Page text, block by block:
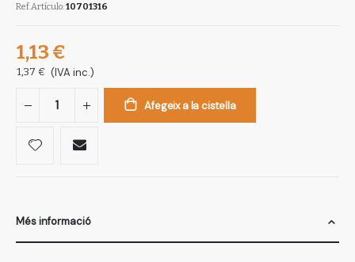
Ref.Artículo 10701316
1,13 €
1,37 € (IVA inc.)
Afegeix a la cistella
Més informació